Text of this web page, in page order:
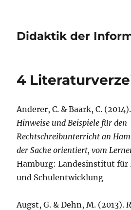
Didaktik der
4
Anderer, C. & Baark, C.
Hinweise und Beispiele für den
Rechtschreibunterricht an
der Sache orientiert, vom
Hamburg: Landesinstitut für
und Schulentwicklung
Augst, G. & Dehn, M. (2013).